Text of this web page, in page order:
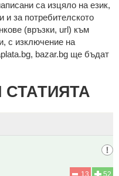
са изцялo нa eзик,
и за потребителското
(връзки, url) към
с изключение на
bazar.bg ще бъдат
52
13